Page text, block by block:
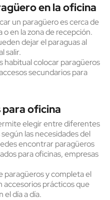
en la oficina
un paragüero es cerca de
o en la zona de recepción.
dejar el paraguas al
salir.
habitual colocar paragüeros
secundarios para
oficina
elegir entre diferentes
las necesidades del
encontrar paragüeros
para oficinas, empresas
paragüeros y completa el
accesorios prácticos que
día a día.